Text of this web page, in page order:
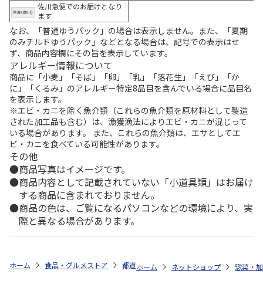
佐川急便でのお届けとなり
ます
なお、「普通ゆうパック」の場合は表示しません。また、「夏期
のみチルドゆうパック」などとなる場合は、記号での表示はせ
ず、商品内容欄にその旨を表示しています。
アレルギー情報について
商品に「小麦」「そば」「卵」「乳」「落花生」「えび」「か
に」「くるみ」のアレルギー特定8品目を含んでいる場合に品目名
を表示します。
※エビ・カニを除く魚介類（これらの魚介類を原材料として製造
された加工品も含む）は、漁獲漁法によりエビ・カニが混じって
いる場合があります。 また、これらの魚介類は、エサとしてエ
ビ・カニを食べている可能性があります。
その他
商品写真はイメージです。
商品内容として記載されていない「小道具類」はお届け
する商品に含まれておりません。
商品の色は、ご覧になるパソコンなどの環境により、実
際と異なる場合があります。
ホーム 食品・グルメストア 都道府県から探す 長野県 発祥の里
ホーム ネットショップ 惣菜・